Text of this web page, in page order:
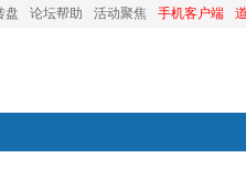
盘 论坛帮助 活动聚焦 手机客户端